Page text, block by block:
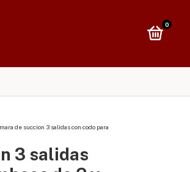
0
de succion 3 salidas con codo para
3 salidas